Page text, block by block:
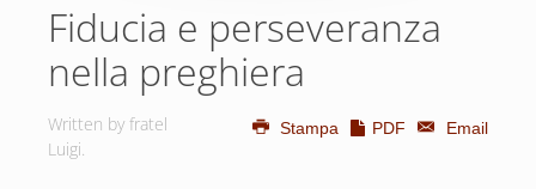
Fiducia e perseveranza
nella preghiera
Written by fratel
Luigi.
Stampa PDF Email